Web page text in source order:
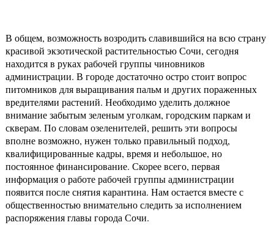
В общем, возможность возродить славившийся на всю страну
красивой экзотической растительностью Сочи, сегодня
находится в руках рабочей группы чиновников
администрации. В городе достаточно остро стоит вопрос
питомников для выращивания пальм и других пораженных
вредителями растений. Необходимо уделить должное
внимание забытым зеленым уголкам, городским паркам и
скверам. По словам озеленителей, решить эти вопросы
вполне возможно, нужен только правильный подход,
квалифицированные кадры, время и небольшое, но
постоянное финансирование. Скорее всего, первая
информация о работе рабочей группы администрации
появится после снятия карантина. Нам остается вместе с
общественностью внимательно следить за исполнением
распоряжения главы города Сочи.